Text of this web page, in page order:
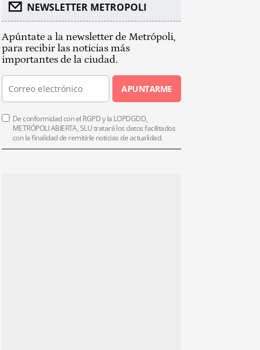
NEWSLETTER METROPOLI
Apúntate a la newsletter de Metrópoli,
para recibir las noticias más
importantes de la ciudad.
APUNTARME
De conformidad con el RGPD y la LOPDGDD,
METRÓPOLI ABIERTA, SLU tratará los datos facilitados
con la finalidad de remitirle noticias de actualidad.